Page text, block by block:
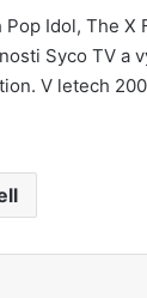
Idol, The X
Syco TV a
V letech